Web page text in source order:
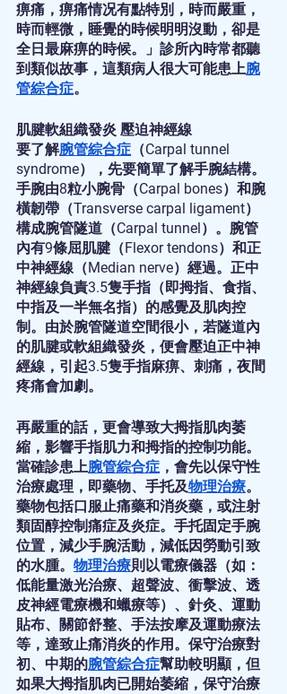
痹痛，痹痛情况有點特別，時而嚴重，
時而輕微，睡覺的時候明明沒動，卻是
全日最麻痹的時候。」診所內時常都聽
到類似故事，這類病人很大可能患上腕
管綜合症。
肌腱軟組織發炎 壓迫神經線
要了解腕管綜合症 （Carpal tunnel
syndrome），先要簡單了解手腕結構。
手腕由8粒小腕骨（Carpal bones）和腕
橫韌帶（Transverse carpal ligament）
構成腕管隧道（Carpal tunnel）。腕管
內有9條屈肌腱（Flexor tendons）和正
中神經線（Median nerve）經過。正中
神經線負責3.5隻手指（即拇指、食指、
中指及一半無名指）的感覺及肌肉控
制。由於腕管隧道空間很小，若隧道內
的肌腱或軟組織發炎，便會壓迫正中神
經線，引起3.5隻手指麻痹、刺痛，夜間
疼痛會加劇。
再嚴重的話，更會導致大拇指肌肉萎
縮，影響手指肌力和拇指的控制功能。
當確診患上腕管綜合症 ，會先以保守性
治療處理，即藥物、手托及物理治療。
藥物包括口服止痛藥和消炎藥，或注射
類固醇控制痛症及炎症。手托固定手腕
位置，減少手腕活動，減低因勞動引致
的水腫。 物理治療則以電療儀器（如：
低能量激光治療、超聲波、衝擊波、透
皮神經電療機和蠟療等）、針灸、運動
貼布、關節舒整、手法按摩及運動療法
等，達致止痛消炎的作用。保守治療對
初、中期的腕管綜合症幫助較明顯，但
如果大拇指肌肉已開始萎縮，保守治療